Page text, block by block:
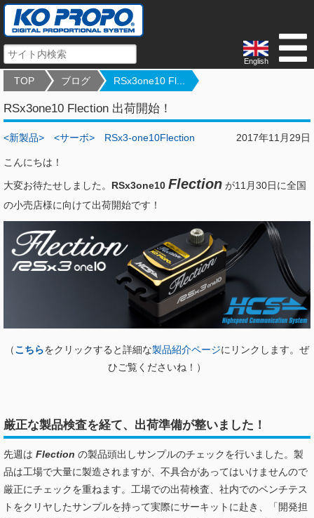
English
TOP ブログ RSx3one10 Fl...
RSx3one10 Flection 出荷開始！
2017年11月29日
<新製品> <サーボ> RSx3-one10Flection
こんにちは！
大変お待たせしました。 RSx3one10 Flection が11月30日に全国
の小売店様に向けて出荷開始です！
（こちらをクリックすると詳細な製品紹介ページにリンクします。ぜ
ひご覧くださいね！）
厳正な製品検査を経て、出荷準備が整いました！
先週は Flection の製品頭出しサンプルのチェックを行いました。製
品は工場で大量に製造されますが、不具合があってはいけませんので
厳正にチェックを重ねます。工場での出荷検査、社内でのベンチテス
トをクリヤしたサンプルを持って実際にサーキットに赴き、「開発担